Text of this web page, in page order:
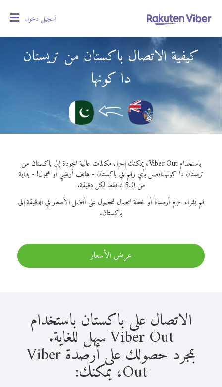
تسجيل دخول
كيفية الاتصال باكستان من تريستان
دا كونها
باستخدام Viber Out، يمكنك إجراء مكالمات عالية الجودة إلى باكستان من
تريستان دا كونها.اتصل بأي رقم في باكستان - هاتف أرضي أو محمول! - بداية
من 5.0 ¢ فقط لكل دقيقة.
قم بشراء حزم أرصدة أو خطة اتصال للحصول على أفضل الأسعار في الدقيقة إلى
باكستان.
عرض الأسعار
الاتصال على باكستان باستخدام
Viber Out سهل للغاية.
بمجرد حصولك على أرصدة Viber
Out، يمكنك: